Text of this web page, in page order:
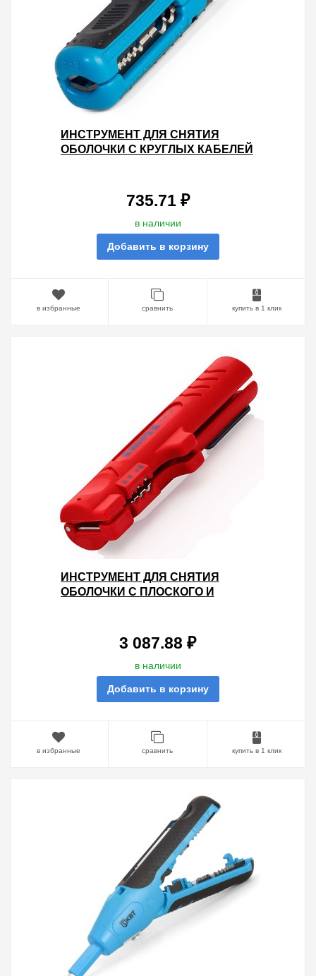
ИНСТРУМЕНТ ДЛЯ СНЯТИЯ
ОБОЛОЧКИ С КРУГЛЫХ КАБЕЛЕЙ
735.71 ₽
в наличии
Добавить в корзину
в избранные сравнить купить в 1 клик
ИНСТРУМЕНТ ДЛЯ СНЯТИЯ
ОБОЛОЧКИ С ПЛОСКОГО И
3 087.88 ₽
в наличии
Добавить в корзину
в избранные сравнить купить в 1 клик